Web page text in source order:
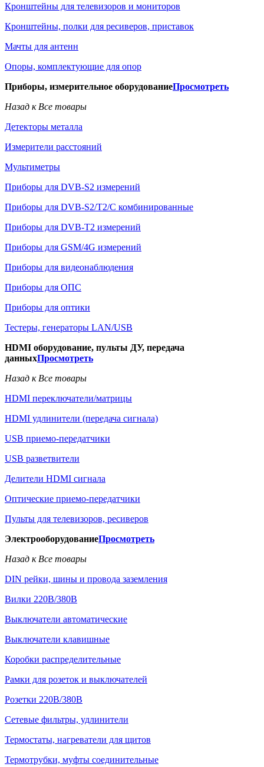
Кронштейны для телевизоров и мониторов
Кронштейны, полки для ресиверов, приставок
Мачты для антенн
Опоры, комплектующие для опор
Приборы, измерительное оборудованиеПросмотреть
Назад к Все товары
Детекторы металла
Измерители расстояний
Мультиметры
Приборы для DVB-S2 измерений
Приборы для DVB-S2/T2/C комбинированные
Приборы для DVB-T2 измерений
Приборы для GSM/4G измерений
Приборы для видеонаблюдения
Приборы для ОПС
Приборы для оптики
Тестеры, генераторы LAN/USB
HDMI оборудование, пульты ДУ, передача
данныхПросмотреть
Назад к Все товары
HDMI переключатели/матрицы
HDMI удлинители (передача сигнала)
USB приемо-передатчики
USB разветвители
Делители HDMI сигнала
Оптические приемо-передатчики
Пульты для телевизоров, ресиверов
ЭлектрооборудованиеПросмотреть
Назад к Все товары
DIN рейки, шины и провода заземления
Вилки 220В/380В
Выключатели автоматические
Выключатели клавишные
Коробки распределительные
Рамки для розеток и выключателей
Розетки 220В/380В
Сетевые фильтры, удлинители
Термостаты, нагреватели для щитов
Термотрубки, муфты соединительные